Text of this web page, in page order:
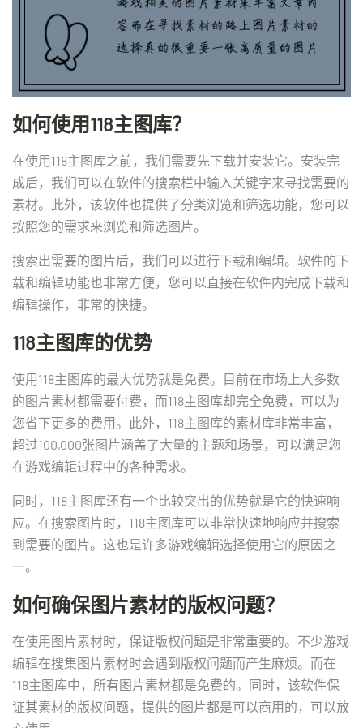
如何使用118主图库？
在使用118主图库之前，我们需要先下载并安装它。安装完
成后，我们可以在软件的搜索栏中输入关键字来寻找需要的
素材。此外，该软件也提供了分类浏览和筛选功能，您可以
按照您的需求来浏览和筛选图片。
搜索出需要的图片后，我们可以进行下载和编辑。软件的下
载和编辑功能也非常方便，您可以直接在软件内完成下载和
编辑操作，非常的快捷。
118主图库的优势
使用118主图库的最大优势就是免费。目前在市场上大多数
的图片素材都需要付费，而118主图库却完全免费，可以为
您省下更多的费用。此外，118主图库的素材库非常丰富，
超过100,000张图片涵盖了大量的主题和场景，可以满足您
在游戏编辑过程中的各种需求。
同时，118主图库还有一个比较突出的优势就是它的快速响
应。在搜索图片时，118主图库可以非常快速地响应并搜索
到需要的图片。这也是许多游戏编辑选择使用它的原因之
一。
如何确保图片素材的版权问题？
在使用图片素材时，保证版权问题是非常重要的。不少游戏
编辑在搜集图片素材时会遇到版权问题而产生麻烦。而在
118主图库中，所有图片素材都是免费的。同时，该软件保
证其素材的版权问题，提供的图片都是可以商用的，可以放